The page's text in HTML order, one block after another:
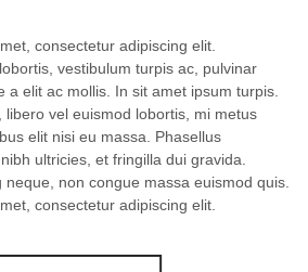
consectetur adipiscing elit.
vestibulum turpis ac, pulvinar
a elit ac mollis. In sit amet ipsum turpis.
libero vel euismod lobortis, mi metus
elit nisi eu massa. Phasellus
ultricies, et fringilla dui gravida.
neque, non congue massa euismod quis.
consectetur adipiscing elit.